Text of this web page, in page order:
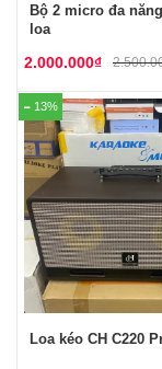
Bộ 2 micro đa
loa
2.000.000₫
13%
Loa kéo CH C220